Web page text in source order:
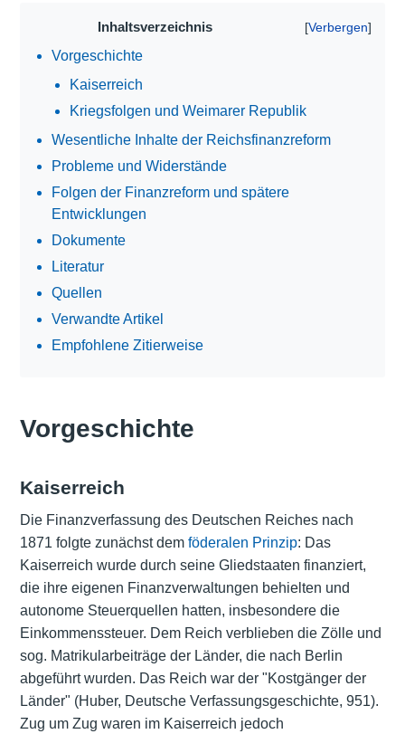
Inhaltsverzeichnis
Vorgeschichte
Kaiserreich
Kriegsfolgen und Weimarer Republik
Wesentliche Inhalte der Reichsfinanzreform
Probleme und Widerstände
Folgen der Finanzreform und spätere
Entwicklungen
Dokumente
Literatur
Quellen
Verwandte Artikel
Empfohlene Zitierweise
Vorgeschichte
Kaiserreich
Die Finanzverfassung des Deutschen Reiches nach
1871 folgte zunächst dem föderalen Prinzip: Das
Kaiserreich wurde durch seine Gliedstaaten finanziert,
die ihre eigenen Finanzverwaltungen behielten und
autonome Steuerquellen hatten, insbesondere die
Einkommenssteuer. Dem Reich verblieben die Zölle und
sog. Matrikularbeiträge der Länder, die nach Berlin
abgeführt wurden. Das Reich war der "Kostgänger der
Länder" (Huber, Deutsche Verfassungsgeschichte, 951).
Zug um Zug waren im Kaiserreich jedoch